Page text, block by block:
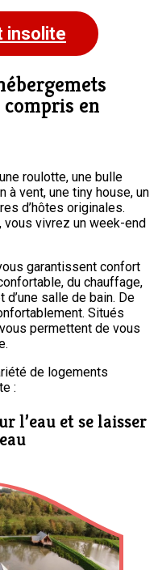
insolite
en
roulotte, une bulle
à vent, une tiny house, un
d’hôtes originales.
vous vivrez un week-end
garantissent confort
du chauffage,
d’une salle de bain. De
Situés
permettent de vous
de logements
:
l’eau et se laisser